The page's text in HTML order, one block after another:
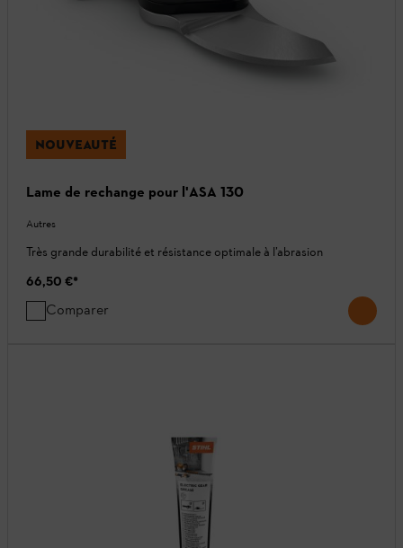
NOUVEAUTÉ
Lame de rechange pour l'ASA 130
Autres
Très grande durabilité et résistance optimale à l’abrasion
66,50 €*
Comparer